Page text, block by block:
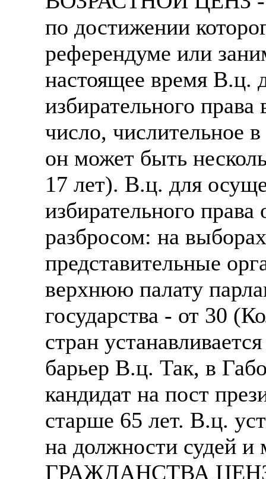
по достижении
референдуме или
настоящее время В.ц.
избирательного
число, числительное
он может быть
17 лет). В.ц. для
избирательного
разбросом: на
представительные
верхнюю палату
государства - от 30
стран
барьер В.ц. Так, в
кандидат на пост
старше 65 лет. В.ц.
на должности судей и
ГРАЖДАНСТВА ЦЕНЗ -